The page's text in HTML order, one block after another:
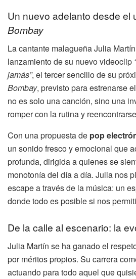
Un nuevo adelanto desde el
Bombay
La cantante malagueña Julia
lanzamiento de su nuevo videoclip
jamás”, el tercer sencillo de su
Bombay, previsto para estrenarse
no es solo una canción, sino una
romper con la rutina y
Con una propuesta de pop
un sonido fresco y emocional que
profunda, dirigida a quienes se
monotonía del día a día. Julia nos
escape a través de la música: un
donde todo es posible si nos
De la calle al escenario: la
Julia Martín se ha ganado el
por méritos propios. Su carrera
actuando para todo aquel que